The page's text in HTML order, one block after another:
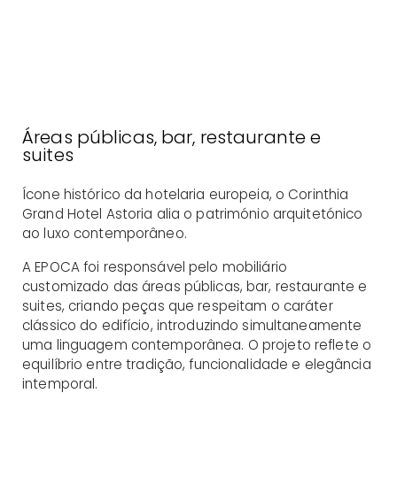
Áreas públicas, bar, restaurante e
suites
Ícone histórico da hotelaria europeia, o Corinthia
Grand Hotel Astoria alia o património arquitetónico
ao luxo contemporâneo.
A EPOCA foi responsável pelo mobiliário
customizado das áreas públicas, bar, restaurante e
suites, criando peças que respeitam o caráter
clássico do edifício, introduzindo simultaneamente
uma linguagem contemporânea. O projeto reflete o
equilíbrio entre tradição, funcionalidade e elegância
intemporal.